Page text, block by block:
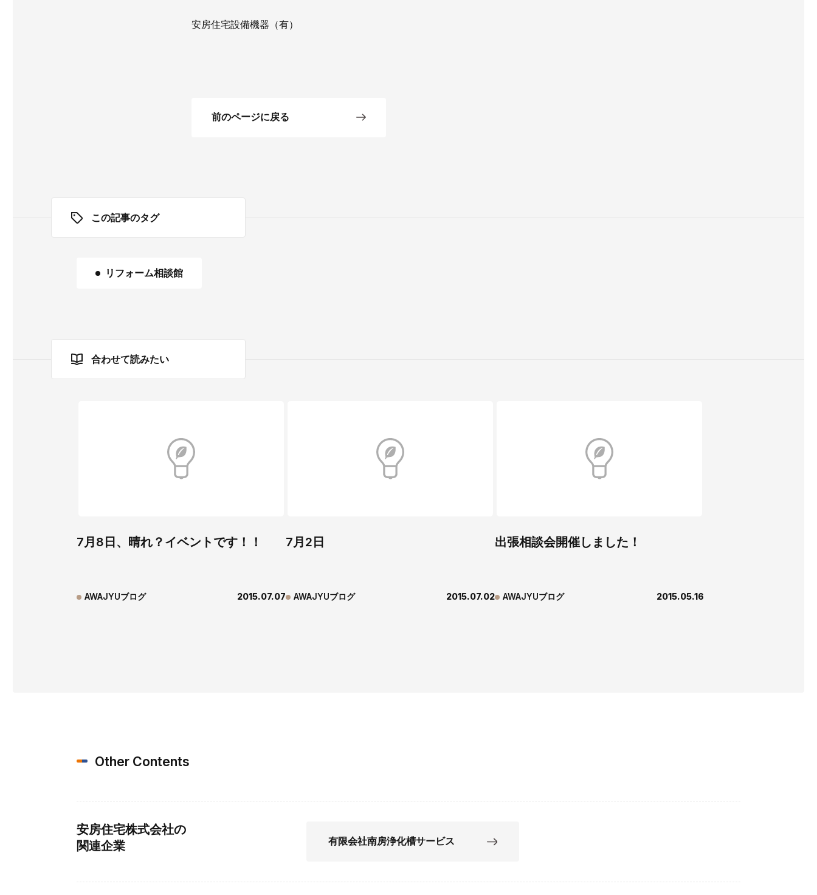
安房住宅設備機器（有）
前のページに戻る
この記事のタグ
リフォーム相談館
合わせて読みたい
7月8日、晴れ？イベントです！！
AWAJYUブログ 2015.07.07
7月2日
AWAJYUブログ 2015.07.02
出張相談会開催しました！
AWAJYUブログ 2015.05.16
Other Contents
安房住宅株式会社の
関連企業
有限会社南房浄化槽サービス